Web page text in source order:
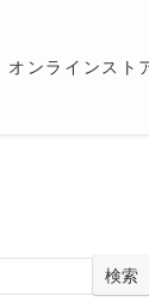
オンラインスト
検索